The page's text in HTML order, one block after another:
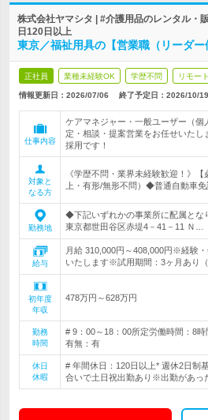
株式会社ヤマシタ | #介護用品のレンタル・
日120日以上
東京／福祉用具の【営業職（リーダ
正社員 業種未経験OK 学歴不問 リモー
情報更新日：2026/07/06 終了予定日： 2026/10/19
仕事内容
ケアマネジャー・一般ユーザー（個
定・相談・提案営業をお任せいた
採用です！
対象と
なる方
《学歴不問・業界未経験歓迎！》
上・有形/無形不問）◆普通自動車免
勤務地
◆下記いずれかの事業所に配属とな
東京都世田谷区赤堤4－41－11 Ｎ…
給与
月給 310,000円～408,000円※経験
いたします※試用期間：3ヶ月あり
初年度
年収
478万円～628万円
勤務
時間
# 9：00～18：00所定労働時間：8
有無：有
休日
休暇
# 年間休日：120日以上* 週休2日制
合いで土日祝出勤あり※出勤があっ